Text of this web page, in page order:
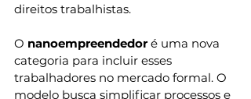
direitos trabalhistas.
O nanoempreendedor é uma nova
categoria para incluir esses
trabalhadores no mercado formal. O
modelo busca simplificar processos e